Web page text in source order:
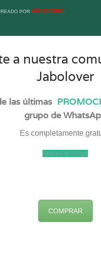
POR ARTSTORE.
a nuestra
Jabolover
las últimas
grupo de
Es completamente
Unirme al Grupo
COMPRAR